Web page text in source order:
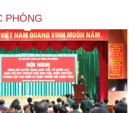
Công nghệ
Sành điệu
Tin Công nghệ
Trải nghiệm
Chuyển đổi số
PHÒNG